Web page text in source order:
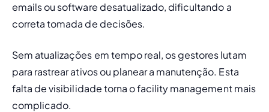
emails ou software desatualizado, dificultando a
correta tomada de decisões.
Sem atualizações em tempo real, os gestores lutam
para rastrear ativos ou planear a manutenção. Esta
falta de visibilidade torna o facility management mais
complicado.